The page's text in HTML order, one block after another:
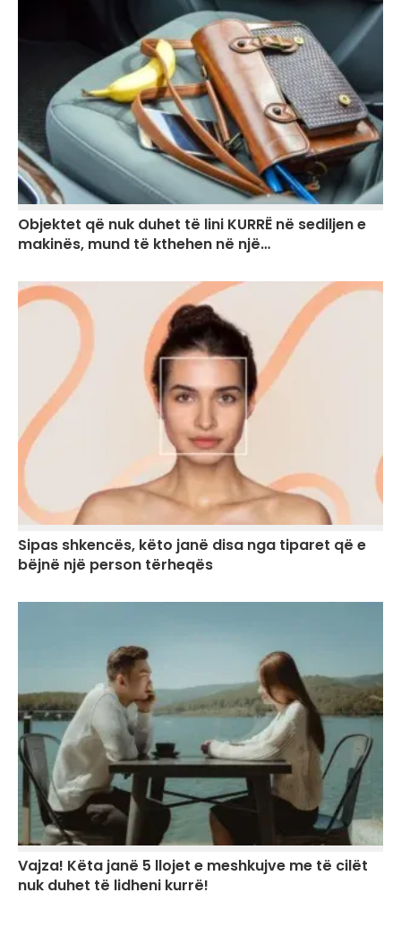
Objektet që nuk duhet të lini KURRË në sediljen e
makinës, mund të kthehen në një…
Sipas shkencës, këto janë disa nga tiparet që e
bëjnë një person tërheqës
Vajza! Këta janë 5 llojet e meshkujve me të cilët
nuk duhet të lidheni kurrë!